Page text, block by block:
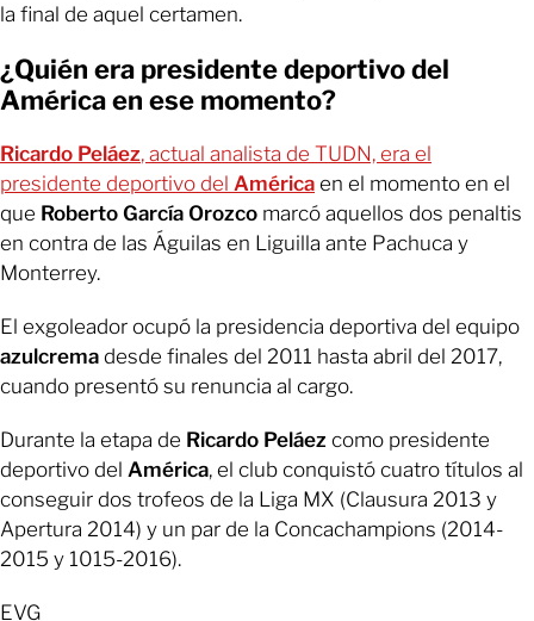
la final de aquel certamen.
¿Quién era presidente deportivo del
América en ese momento?
Ricardo Peláez, actual analista de TUDN, era el
presidente deportivo del América en el momento en el
que Roberto García Orozco marcó aquellos dos penaltis
en contra de las Águilas en Liguilla ante Pachuca y
Monterrey.
El exgoleador ocupó la presidencia deportiva del equipo
azulcrema desde finales del 2011 hasta abril del 2017,
cuando presentó su renuncia al cargo.
Durante la etapa de Ricardo Peláez como presidente
deportivo del América, el club conquistó cuatro títulos al
conseguir dos trofeos de la Liga MX (Clausura 2013 y
Apertura 2014) y un par de la Concachampions (2014-
2015 y 1015-2016).
EVG